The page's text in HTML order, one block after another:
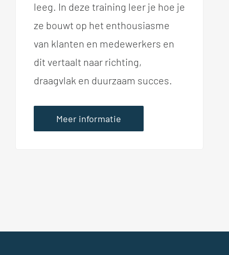
leeg. In deze training leer je hoe je
ze bouwt op het enthousiasme
van klanten en medewerkers en
dit vertaalt naar richting,
draagvlak en duurzaam succes.
Meer informatie